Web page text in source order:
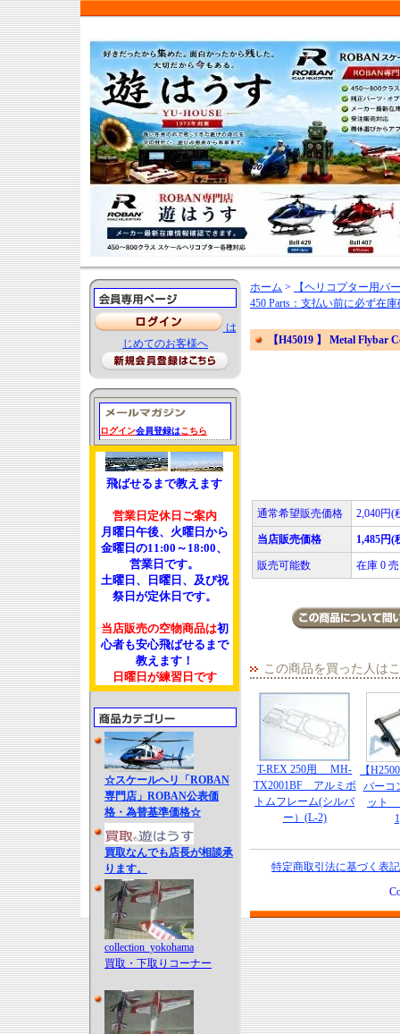
は
じめてのお客様へ
ログイン会員登録はこちら
飛ばせるまで教えます
営業日定休日ご案内
月曜日午後、火曜日から
金曜日の11:00～18:00、
営業日です。
土曜日、日曜日、及び祝
祭日が定休日です。
当店販売の空物商品は初
心者も安心飛ばせるまで
教えます！
日曜日が練習日です
☆スケールヘリ「ROBAN
専門店」ROBAN公表価
格・為替基準価格☆
買取なんでも店長が相談承
ります。
collection_yokohama
買取・下取りコーナー
ホーム >
【ヘリコプター用パ
450 Parts：支払い前に必ず在
【H45019 】 Metal Flybar
通常希望販売価格 2,040円(
当店販売価格 1,485円(
販売可能数 在庫 0
この商品を買った人は
T-REX 250用 MH-
TX2001BF アルミボ
トムフレーム(シルバ
ー）(L-2)
【
バーコ
ット
特定商取引法に基づく表記